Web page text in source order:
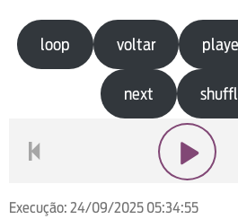
loop voltar
next
Execução: 24/09/2025 05:34:55